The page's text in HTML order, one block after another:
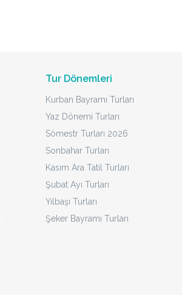
Tur Dönemleri
Kurban Bayramı Turları
Yaz Dönemi Turları
Sömestr Turları 2026
Sonbahar Turları
Kasım Ara Tatil Turları
Şubat Ayı Turları
Yılbaşı Turları
Şeker Bayramı Turları